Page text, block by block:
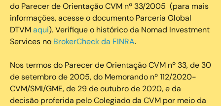
do Parecer de Orientação CVM nº 33/2005 (para mais
informações, acesse o documento Parceria Global
DTVMaqui). Verifique o histórico da Nomad Investment
Services no BrokerCheck da FINRA.
Nos termos do Parecer de Orientação CVM nº 33, de 30
de setembro de 2005, do Memorando nº 112/2020-
CVM/SMI/GME, de 29 de outubro de 2020, e da
decisão proferida pelo Colegiado da CVM por meio da